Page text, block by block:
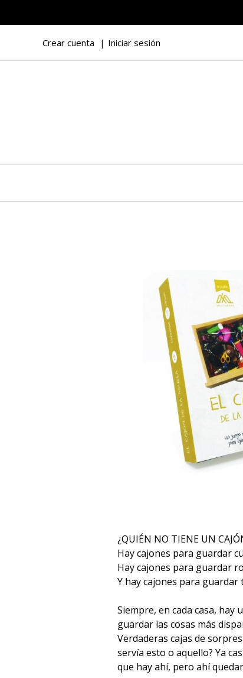
Crear cuenta Iniciar sesión
¿QUIÉN NO TIENE UN
Hay cajones para guardar
Hay cajones para guardar
Y hay cajones para guardar
Siempre, en cada casa, hay
guardar las cosas más
Verdaderas cajas de
servía esto o aquello? Ya
que hay ahí, pero ahí